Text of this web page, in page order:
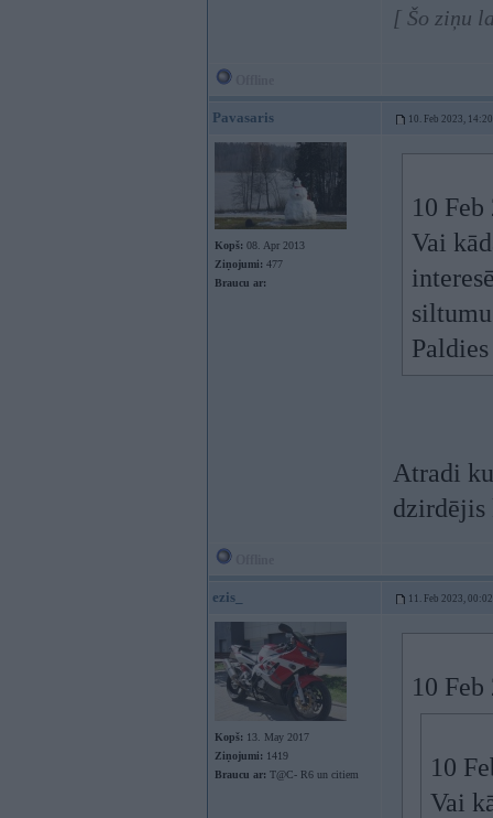
[ Šo ziņu
Pavasaris 10. Feb 2023, 14:20
Kopš: 08. Apr 2013
Ziņojumi: 477
Braucu ar:
10
Vai
Paldies
Atradi
dzirdējis
ezis_ 11. Feb 2023, 00:02
Kopš: 13. May 2017
Ziņojumi: 1419
Braucu ar: T@C- R6 un citiem
10
10
Vai